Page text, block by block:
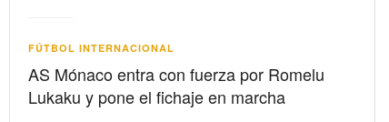
FÚTBOL INTERNACIONAL
AS Mónaco entra con fuerza por Romelu
Lukaku y pone el fichaje en marcha